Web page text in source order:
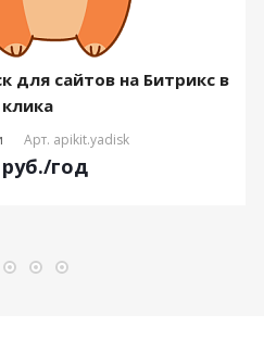
для сайтов на Битрикс в
клика
Арт. apikit.yadisk
руб./год